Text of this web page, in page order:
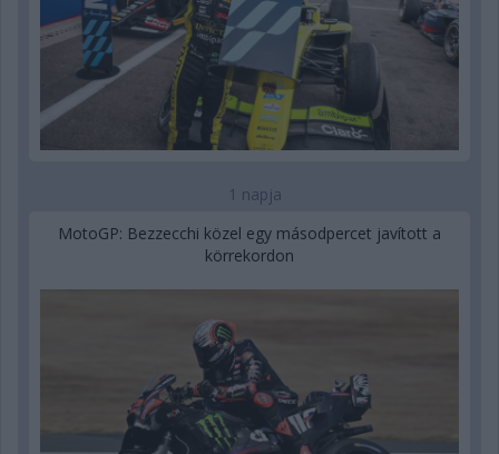
1 napja
MotoGP: Bezzecchi közel egy másodpercet javított a
körrekordon